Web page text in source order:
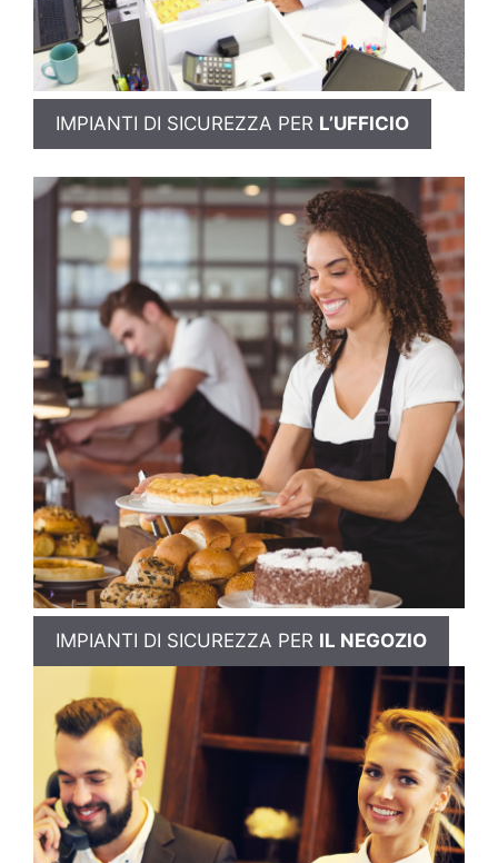
IMPIANTI DI SICUREZZA PER L’UFFICIO
IMPIANTI DI SICUREZZA PER IL NEGOZIO